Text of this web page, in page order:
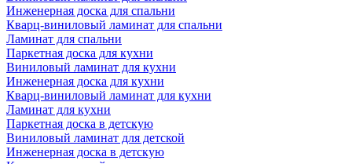
Инженерная доска для спальни
Кварц-виниловый ламинат для спальни
Ламинат для спальни
Паркетная доска для кухни
Виниловый ламинат для кухни
Инженерная доска для кухни
Кварц-виниловый ламинат для кухни
Ламинат для кухни
Паркетная доска в детскую
Виниловый ламинат для детской
Инженерная доска в детскую